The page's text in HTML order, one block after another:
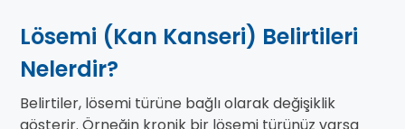
Lösemi (Kan Kanseri) Belirtileri
Nelerdir?
Belirtiler, lösemi türüne bağlı olarak değişiklik